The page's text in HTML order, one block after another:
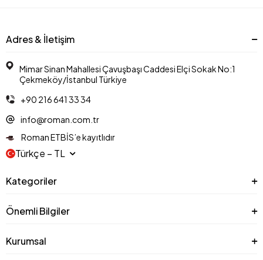
Adres & İletişim
Mimar Sinan Mahallesi Çavuşbaşı Caddesi Elçi Sokak No:1
Çekmeköy/İstanbul Türkiye
+90 216 641 33 34
info@roman.com.tr
Roman ETBİS’e kayıtlıdır
Türkçe − TL
Kategoriler
Önemli Bilgiler
Kurumsal